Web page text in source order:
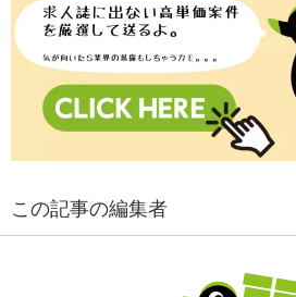
この記事の編集者